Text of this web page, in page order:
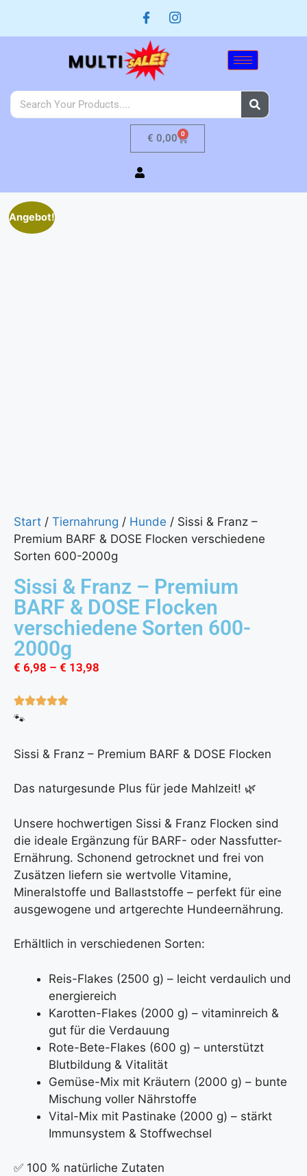
€ 0,00 0
Angebot!
Start / Tiernahrung / Hunde / Sissi & Franz –
Premium BARF & DOSE Flocken verschiedene
Sorten 600-2000g
Sissi & Franz – Premium
BARF & DOSE Flocken
verschiedene Sorten 600-
2000g
€ 6,98 – € 13,98
🐾
Sissi & Franz – Premium BARF & DOSE Flocken
Das naturgesunde Plus für jede Mahlzeit! 🌿
Unsere hochwertigen Sissi & Franz Flocken sind
die ideale Ergänzung für BARF- oder Nassfutter-
Ernährung. Schonend getrocknet und frei von
Zusätzen liefern sie wertvolle Vitamine,
Mineralstoffe und Ballaststoffe – perfekt für eine
ausgewogene und artgerechte Hundeernährung.
Erhältlich in verschiedenen Sorten:
Reis-Flakes (2500 g) – leicht verdaulich und
energiereich
Karotten-Flakes (2000 g) – vitaminreich &
gut für die Verdauung
Rote-Bete-Flakes (600 g) – unterstützt
Blutbildung & Vitalität
Gemüse-Mix mit Kräutern (2000 g) – bunte
Mischung voller Nährstoffe
Vital-Mix mit Pastinake (2000 g) – stärkt
Immunsystem & Stoffwechsel
✅ 100 % natürliche Zutaten